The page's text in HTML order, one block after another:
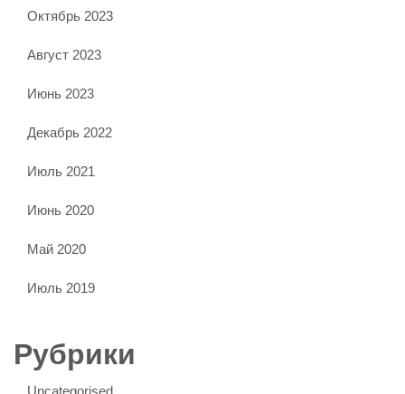
Октябрь 2023
Август 2023
Июнь 2023
Декабрь 2022
Июль 2021
Июнь 2020
Май 2020
Июль 2019
Рубрики
Uncategorised